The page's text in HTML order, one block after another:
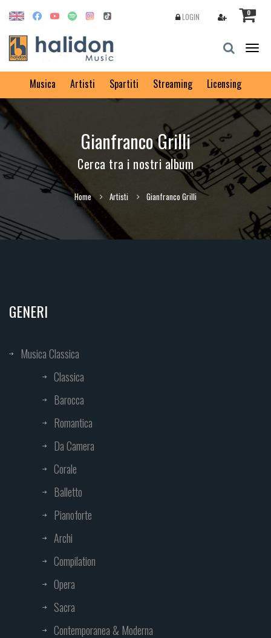
0
LOGIN
Musica Artisti Spartiti Streaming Licensing
Gianfranco Grilli
Cerca tra i nostri album
Home Artisti Gianfranco Grilli
GENERI
Musica Classica
Classica
Barocca
Romantica
Da Camera
Corale
Balletto
Pianoforte
Archi
Compilation
Opera
Sacra
Contemporanea & Moderna